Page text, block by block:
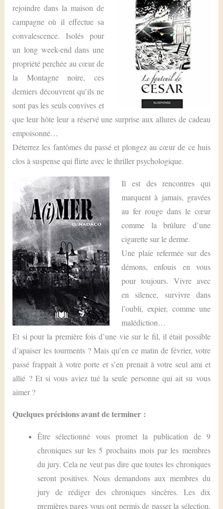
rejoindre dans la maison de
campagne où il effectue sa
convalescence. Isolés pour
un long week-end dans une
propriété perchée au cœur de
la Montagne noire, ces
derniers découvrent qu’ils ne
sont pas les seuls convives et
que leur hôte leur a réservé une surprise aux allures de cadeau
empoisonné…
Déterrez les fantômes du passé et plongez au cœur de ce huis
clos à suspense qui flirte avec le thriller psychologique.
Il est des rencontres qui
marquent à jamais, gravées
au fer rouge dans le cœur
comme la brûlure d’une
cigarette sur le derme.
Une plaie refermée sur des
démons, enfouis en vous
pour toujours. Vivre avec
en silence, survivre dans
l’oubli, expier, comme une
malédiction…
Et si pour la première fois d’une vie sur le fil, il était possible
d’apaiser les tourments ? Mais qu’en ce matin de février, votre
passé frappait à votre porte et s’en prenait à votre seul ami et
allié ? Et si vous aviez tué la seule personne qui ait su vous
aimer ?
Quelques précisions avant de terminer :
Être sélectionné vous promet la publication de 9
chroniques sur les 5 prochains mois par les membres
du jury. Cela ne veut pas dire que toutes les chroniques
seront positives. Nous demandons aux membres du
jury de rédiger des chroniques sincères. Les dix
premières pages vous ont permis de passer la sélection,